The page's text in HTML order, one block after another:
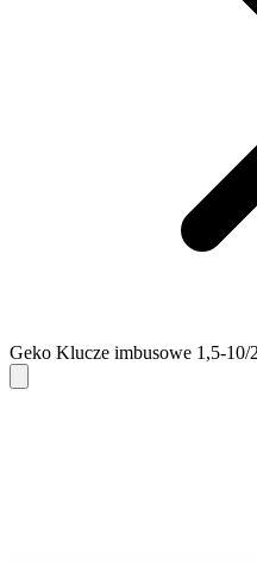
Geko Klucze imbusowe 1,5-10/